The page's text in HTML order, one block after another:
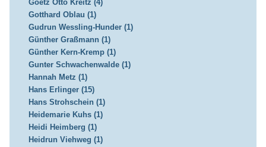
Goetz Otto Kreitz (4)
Gotthard Oblau (1)
Gudrun Wessling-Hunder (1)
Günther Graßmann (1)
Günther Kern-Kremp (1)
Gunter Schwachenwalde (1)
Hannah Metz (1)
Hans Erlinger (15)
Hans Strohschein (1)
Heidemarie Kuhs (1)
Heidi Heimberg (1)
Heidrun Viehweg (1)